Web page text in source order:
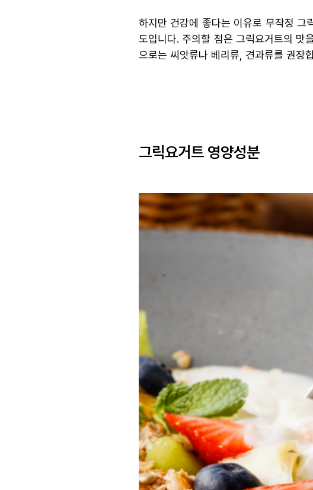
하지만 건강에 좋다는 이유로 무작정
도입니다. 주의할 점은 그릭요거트의 맛
으로는 씨앗류나 베리류, 견과류를 권장
그릭요거트 영양성분